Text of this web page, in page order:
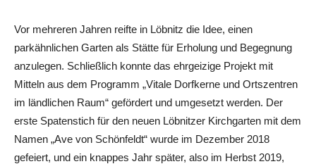
Vor mehreren Jahren reifte in Löbnitz die Idee, einen
parkähnlichen Garten als Stätte für Erholung und Begegnung
anzulegen. Schließlich konnte das ehrgeizige Projekt mit
Mitteln aus dem Programm „Vitale Dorfkerne und Ortszentren
im ländlichen Raum“ gefördert und umgesetzt werden. Der
erste Spatenstich für den neuen Löbnitzer Kirchgarten mit dem
Namen „Ave von Schönfeldt“ wurde im Dezember 2018
gefeiert, und ein knappes Jahr später, also im Herbst 2019,